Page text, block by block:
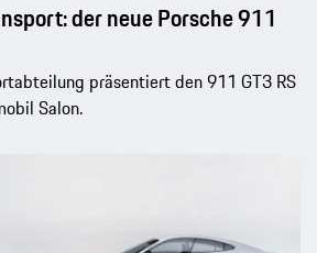
der neue Porsche 911
präsentiert den 911 GT3 RS
Salon.